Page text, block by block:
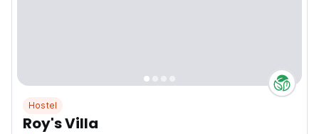
Hostel
Roy's Villa